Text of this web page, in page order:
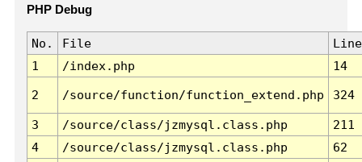
PHP Debug
No. File
Line
1
/index.php 14
2 /source/function/function_extend.php 324
3 /source/class/jzmysql.class.php
211
4
/source/class/jzmysql.class.php
62